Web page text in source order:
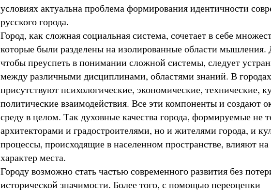
условиях актуальна проблема формирования идентичности
русского города.
Город, как сложная социальная система, сочетает в себе
которые были разделены на изолированные области мышления.
чтобы преуспеть в понимании сложной системы, следует
между различными дисциплинами, областями знаний. В городах
присутствуют психологические, экономические, технические,
политические взаимодействия. Все эти компоненты и
среду в целом. Так духовные качества города, формируемые не
архитекторами и градостроителями, но и жителями города, и
процессы, происходящие в населенном пространстве, влияют
характер места.
Городу возможно стать частью современного развития без
исторической значимости. Более того, с помощью переоценки